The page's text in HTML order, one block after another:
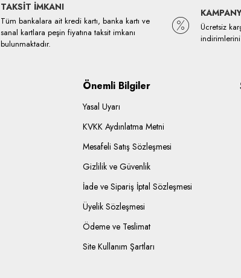
TAKSİT İMKANI
Tüm bankalara ait kredi kartı, banka kartı ve
sanal kartlara peşin fiyatına taksit imkanı
bulunmaktadır.
Ücretsiz
indirimlerini
Önemli Bilgiler
Yasal Uyarı
KVKK Aydınlatma Metni
Mesafeli Satış Sözleşmesi
Gizlilik ve Güvenlik
İade ve Sipariş İptal Sözleşmesi
Üyelik Sözleşmesi
Ödeme ve Teslimat
Site Kullanım Şartları